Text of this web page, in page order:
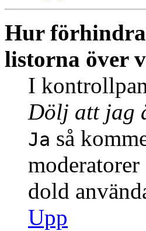
Hur
listorna över
I
Dölj att jag
Ja så
dold
Upp